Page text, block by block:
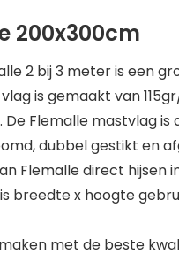
200x300cm
2 bij 3 meter is een
is gemaakt van
De Flemalle mastvlag
dubbel gestikt en
Flemalle direct hijsen
breedte x hoogte
met de beste